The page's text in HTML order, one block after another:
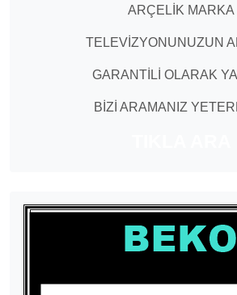
ARÇELİK MARKA
TELEVİZYONUNUZUN
GARANTİLİ OLARAK
BİZİ ARAMANIZ